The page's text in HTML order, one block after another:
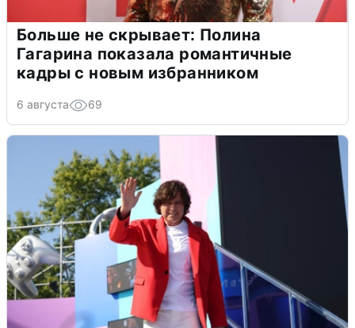
Больше не скрывает: Полина
Гагарина показала романтичные
кадры с новым избранником
6 августа 69